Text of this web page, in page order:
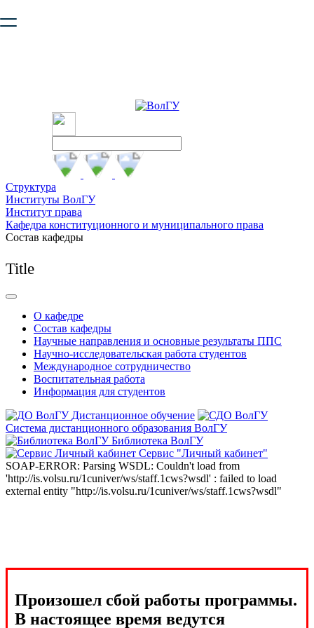
безопасную работу с сайтом. Пожалуйста
Структура
Институты ВолГУ
Институт права
Кафедра конституционного и муниципального права
Состав кафедры
Title
О кафедре
Состав кафедры
Научные направления и основные результаты ППС
Научно-исследовательская работа студентов
Международное сотрудничество
Воспитательная работа
Информация для студентов
Дистанционное обучение
Система дистанционного образования ВолГУ
Библиотека ВолГУ
Сервис "Личный кабинет"
SOAP-ERROR: Parsing WSDL: Couldn't load from
'http://is.volsu.ru/1cuniver/ws/staff.1cws?wsdl' : failed to load
external entity "http://is.volsu.ru/1cuniver/ws/staff.1cws?wsdl"
Произошел сбой работы программы.
В настоящее время ведутся